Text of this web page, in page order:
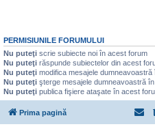
PERMISIUNILE FORUMULUI
Nu puteţi scrie subiecte noi în acest forum
Nu puteţi răspunde subiectelor din acest
Nu puteţi modifica mesajele
Nu puteţi şterge mesajele dumneavoastră
Nu puteţi publica fişiere ataşate în acest
Prima pagină